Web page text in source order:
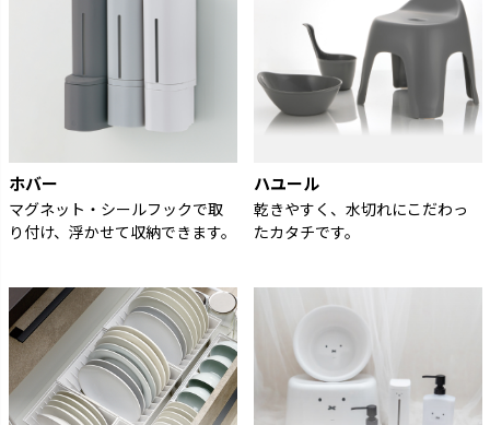
ホバー
マグネット・シールフックで取
り付け、浮かせて収納できます。
ハユール
乾きやすく、水切れにこだわっ
たカタチです。